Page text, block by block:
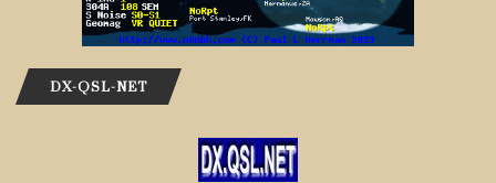
DX-QSL-NET